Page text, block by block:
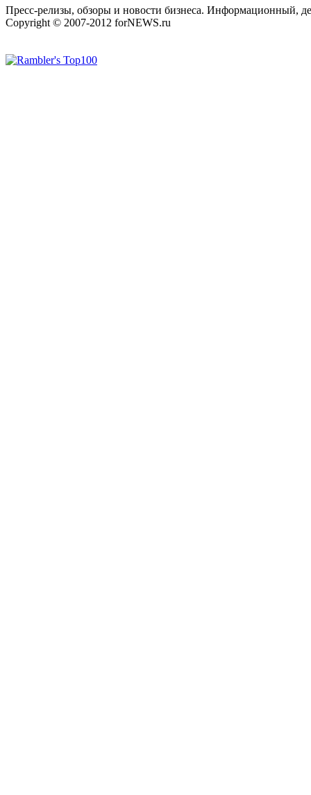
Пресс-релизы, обзоры и новости бизнеса. Информационный,
Copyright © 2007-2012 forNEWS.ru